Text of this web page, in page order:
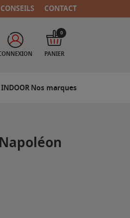
CONTACT
PANIER
0
Nos marques